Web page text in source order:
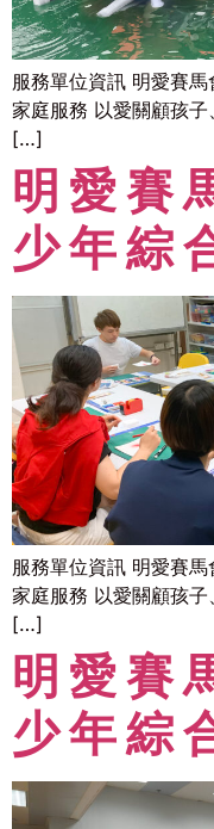
服務單位資訊 明愛賽
家庭服務 以愛關顧孩
[…]
明愛賽
少年綜
服務單位資訊 明愛賽
家庭服務 以愛關顧孩
[…]
明愛賽
少年綜